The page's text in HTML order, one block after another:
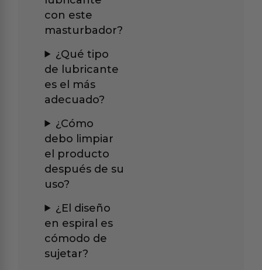
con este
masturbador?
¿Qué tipo
de lubricante
es el más
adecuado?
¿Cómo
debo limpiar
el producto
después de su
uso?
¿El diseño
en espiral es
cómodo de
sujetar?